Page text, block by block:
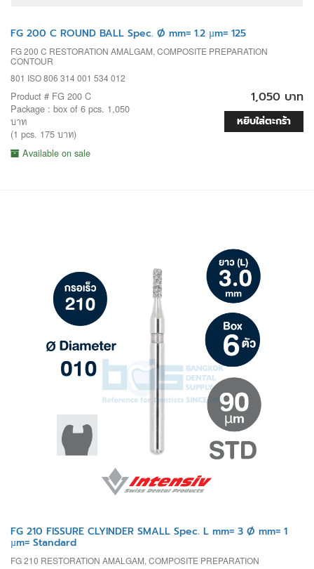
FG 200 C ROUND BALL Spec. Ø mm= 1.2 µm= 125
FG 200 C RESTORATION AMALGAM, COMPOSITE PREPARATION
CONTOUR
801 ISO 806 314 001 534 012
Product # FG 200 C
Package : box of 6 pcs. 1,050
บาท
(1 pcs. 175 บาท)
Available on sale
1,050 บาท
หยิบใส่ตะกร้า
FG 210 FISSURE CLYINDER SMALL Spec. L mm= 3 Ø mm= 1
µm= Standard
FG 210 RESTORATION AMALGAM, COMPOSITE PREPARATION